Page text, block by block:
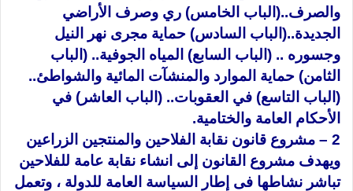
والصرف..(الباب الخامس) ري وصرف الأراضي
الجديدة..(الباب السادس) حماية مجرى نهر النيل
وجسوره .. (الباب السابع) المياه الجوفية.. (الباب
الثامن) حماية الموارد والمنشآت المائية والشواطئ..
(الباب التاسع) في العقوبات.. (الباب العاشر) في
الأحكام العامة والختامية.
2 – مشروع قانون نقابة الفلاحين والمنتجين الزراعين
ويهدف مشروع القانون إلى انشاء نقابة عامة للفلاحين
تباشر نشاطها فى إطار السياسة العامة للدولة ، وتعمل